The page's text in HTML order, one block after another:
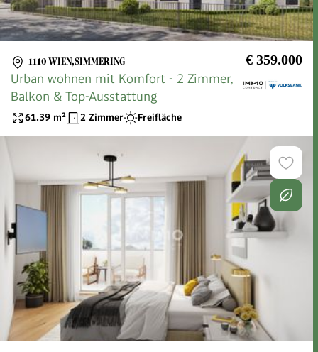
1110 WIEN,SIMMERING € 359.000
Urban wohnen mit Komfort - 2 Zimmer,
Balkon & Top-Ausstattung
61.39 m² 2 Zimmer Freifläche